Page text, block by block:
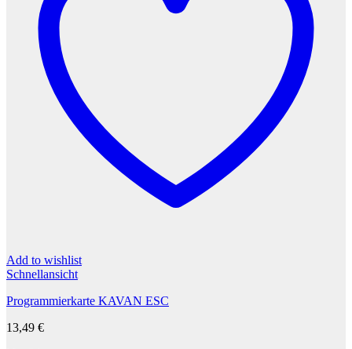
Add to wishlist
Schnellansicht
Programmierkarte KAVAN ESC
13,49 €